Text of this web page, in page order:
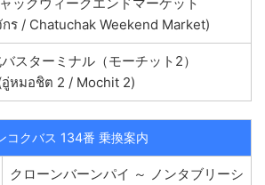
ร / Chatuchak Weekend Market)
スターミナル（モーチット2）
อู่หมอชิต 2 / Mochit 2)
コクバス 134番 乗換案内
クローンバーンパイ ～ ノンタブリーシ